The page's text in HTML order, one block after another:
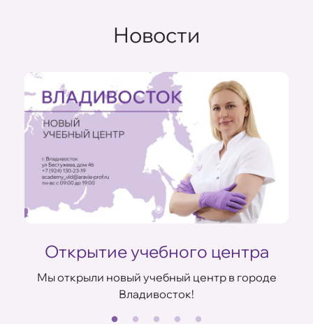
Новости
Открытие учебного центра
Мы открыли новый учебный центр в городе
Владивосток!